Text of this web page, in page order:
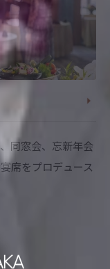
同窓会、忘新年会
席をプロデュース